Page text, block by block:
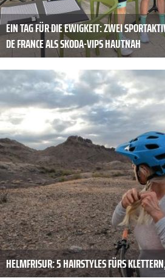
EIN TAG FÜR DIE EWIGKEIT: ZWEI
DE FRANCE ALS SKODA-VIPS HAUTNAH
HELMFRISUR: 5 HAIRSTYLES FÜRS